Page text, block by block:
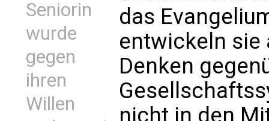
Seniorin
wurde
gegen
ihren
Willen
das
entwickeln sie
Denken
nicht in den